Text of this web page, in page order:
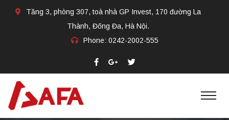
Tầng 3, phòng 307, toà nhà GP Invest, 170 đường La
Thành, Đống Đa, Hà Nội.
Phone: 0242-2002-555​